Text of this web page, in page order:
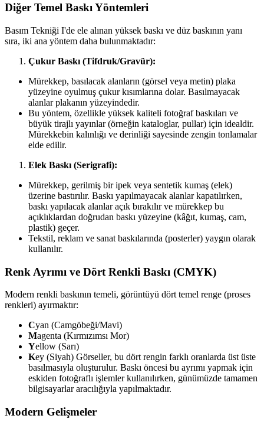
Diğer Temel Baskı Yöntemleri
Basım Tekniği I'de ele alınan yüksek baskı ve düz baskının yanı
sıra, iki ana yöntem daha bulunmaktadır:
Çukur Baskı (Tifdruk/Gravür):
Mürekkep, basılacak alanların (görsel veya metin) plaka
yüzeyine oyulmuş çukur kısımlarına dolar. Basılmayacak
alanlar plakanın yüzeyindedir.
Bu yöntem, özellikle yüksek kaliteli fotoğraf baskıları ve
büyük tirajlı yayınlar (örneğin kataloglar, pullar) için idealdir.
Mürekkebin kalınlığı ve derinliği sayesinde zengin tonlamalar
elde edilir.
Elek Baskı (Serigrafi):
Mürekkep, gerilmiş bir ipek veya sentetik kumaş (elek)
üzerine bastırılır. Baskı yapılmayacak alanlar kapatılırken,
baskı yapılacak alanlar açık bırakılır ve mürekkep bu
açıklıklardan doğrudan baskı yüzeyine (kâğıt, kumaş, cam,
plastik) geçer.
Tekstil, reklam ve sanat baskılarında (posterler) yaygın olarak
kullanılır.
Renk Ayrımı ve Dört Renkli Baskı (CMYK)
Modern renkli baskının temeli, görüntüyü dört temel renge (proses
renkleri) ayırmaktır:
Cyan (Camgöbeği/Mavi)
Magenta (Kırmızımsı Mor)
Yellow (Sarı)
Key (Siyah) Görseller, bu dört rengin farklı oranlarda üst üste
basılmasıyla oluşturulur. Baskı öncesi bu ayrımı yapmak için
eskiden fotoğraflı işlemler kullanılırken, günümüzde tamamen
bilgisayarlar aracılığıyla yapılmaktadır.
Modern Gelişmeler